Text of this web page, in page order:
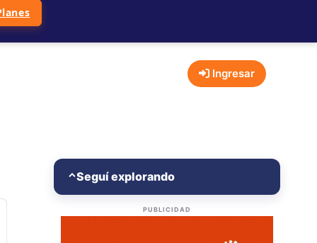
Ingresar
⌃Seguí explorando
PUBLICIDAD